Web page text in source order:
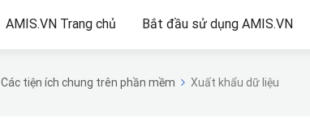
AMIS.VN Trang chủ Bắt đầu sử dụng AMIS.VN
Các tiện ích chung trên phần mềm Xuất khẩu dữ liệu